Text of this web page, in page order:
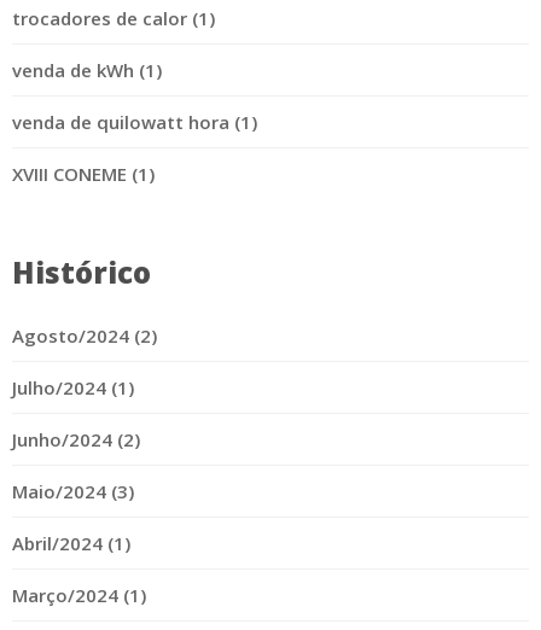
trocadores de calor (1)
venda de kWh (1)
venda de quilowatt hora (1)
XVIII CONEME (1)
Histórico
Agosto/2024 (2)
Julho/2024 (1)
Junho/2024 (2)
Maio/2024 (3)
Abril/2024 (1)
Março/2024 (1)